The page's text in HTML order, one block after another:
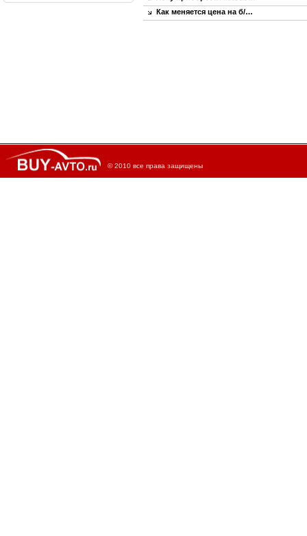
Как меняется цена на б/…
© 2010 все права защищены